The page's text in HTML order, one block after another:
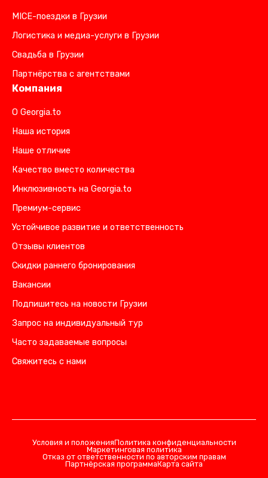
MICE-поездки в Грузии
Логистика и медиа-услуги в Грузии
Свадьба в Грузии
Партнёрства с агентствами
Компания
О Georgia.to
Наша история
Наше отличие
Качество вместо количества
Инклюзивность на Georgia.to
Премиум-сервис
Устойчивое развитие и ответственность
Отзывы клиентов
Скидки раннего бронирования
Вакансии
Подпишитесь на новости Грузии
Запрос на индивидуальный тур
Часто задаваемые вопросы
Свяжитесь с нами
Условия и положенияПолитика конфиденциальности
Маркетинговая политика
Отказ от ответственности по авторским правам
Партнёрская программаКарта сайта